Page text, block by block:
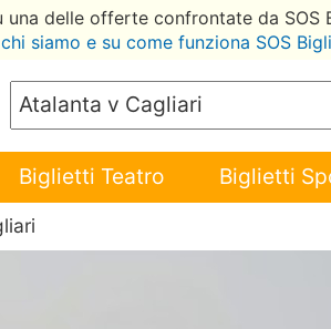
delle offerte confrontate da
siamo e su come funziona SOS
Biglietti Teatro Biglietti